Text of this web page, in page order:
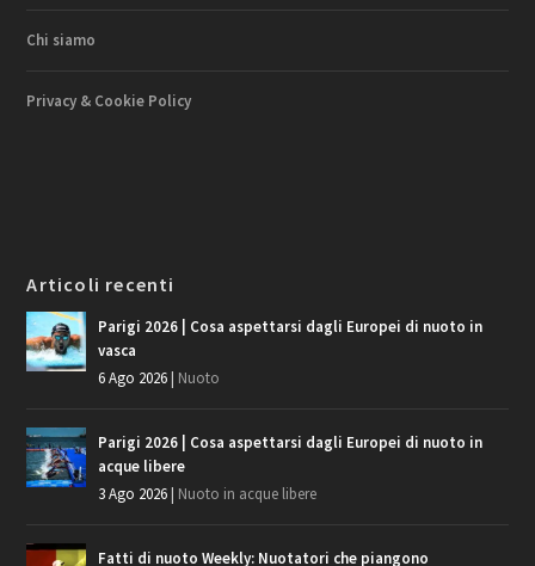
Chi siamo
Privacy & Cookie Policy
Articoli recenti
Parigi 2026 | Cosa aspettarsi dagli Europei di nuoto in
vasca
6 Ago 2026| Nuoto
Parigi 2026 | Cosa aspettarsi dagli Europei di nuoto in
acque libere
3 Ago 2026| Nuoto in acque libere
Fatti di nuoto Weekly: Nuotatori che piangono